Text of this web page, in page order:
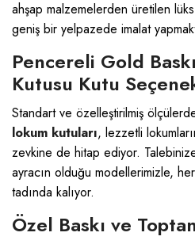
ahşap malzemelerden üretilen
geniş bir yelpazede imalat
Pencereli Gold
Kutusu Kutu
Standart ve özelleştirilmiş
lokum kutuları, lezzetli
zevkine de hitap ediyor.
ayracın olduğu modellerimizle,
tadında kalıyor.
Özel Baskı ve